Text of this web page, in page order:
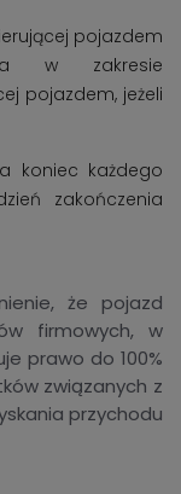
pojazdem
w zakresie
pojazdem, jeżeli
koniec każdego
zakończenia
że pojazd
firmowych, w
prawo do 100%
związanych z
przychodu